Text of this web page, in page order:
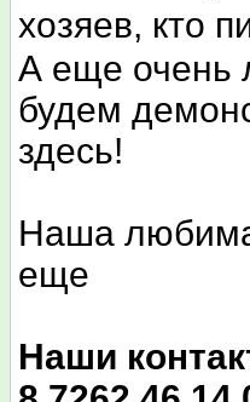
хозяев, кто
А еще очень
будем
здесь!
Наша
еще
Наши